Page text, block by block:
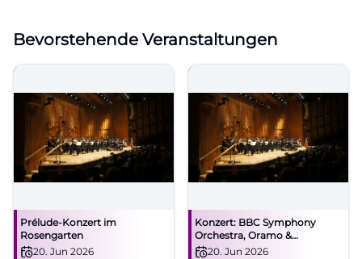
Bevorstehende Veranstaltungen
Prélude-Konzert im
Rosengarten
20. Jun 2026
Konzert: BBC Symphony
Orchestra, Oramo &
Batiashvili
20. Jun 2026